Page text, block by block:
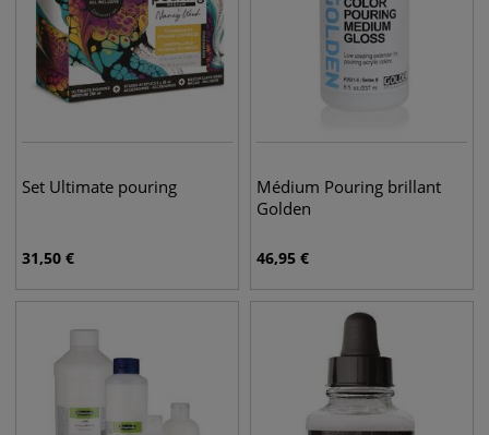
Set Ultimate pouring
31,50 €
Médium Pouring brillant
Golden
46,95 €